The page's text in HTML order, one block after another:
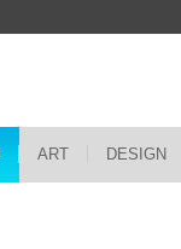
ART DESIGN